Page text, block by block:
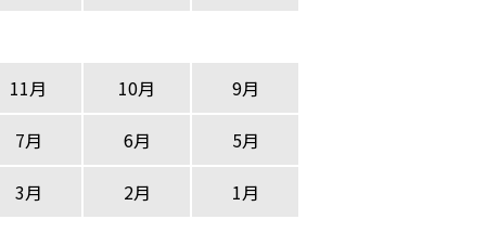
11月 10月
9月
7月 6月
5月
3月 2月
1月